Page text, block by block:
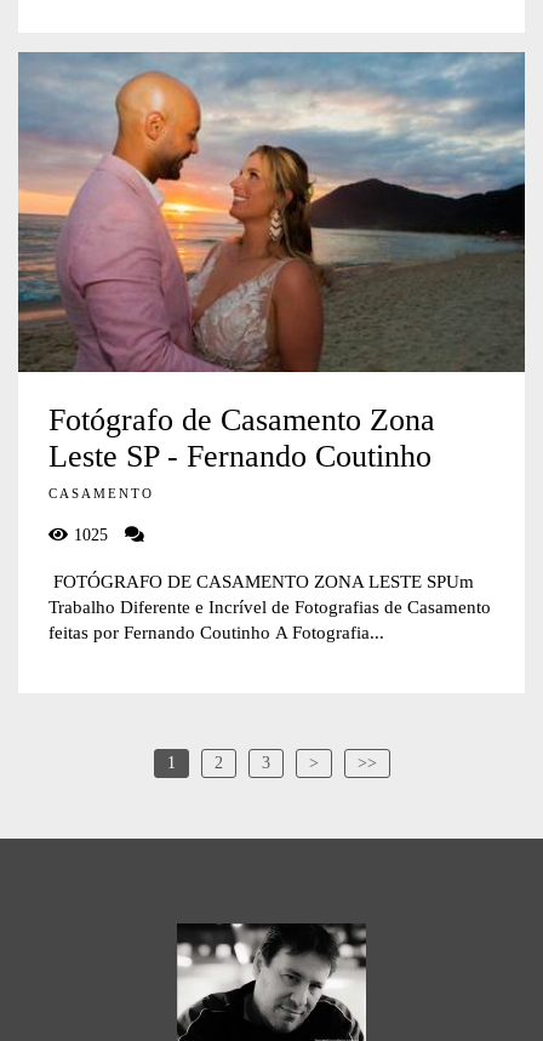
Fotógrafo de Casamento Zona
Leste SP - Fernando Coutinho
CASAMENTO
1025
FOTÓGRAFO DE CASAMENTO ZONA LESTE SPUm
Trabalho Diferente e Incrível de Fotografias de Casamento
feitas por Fernando Coutinho A Fotografia...
1 2 3 > >>